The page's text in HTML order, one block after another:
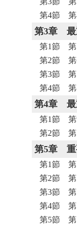
第4節 第
第3章
第1節 第
第2節 第
第3節 第
第4節 第
第4章
第1節 第
第2節 第
第5章
第1節 第
第2節 第
第3節 第
第4節 第
第5節 第